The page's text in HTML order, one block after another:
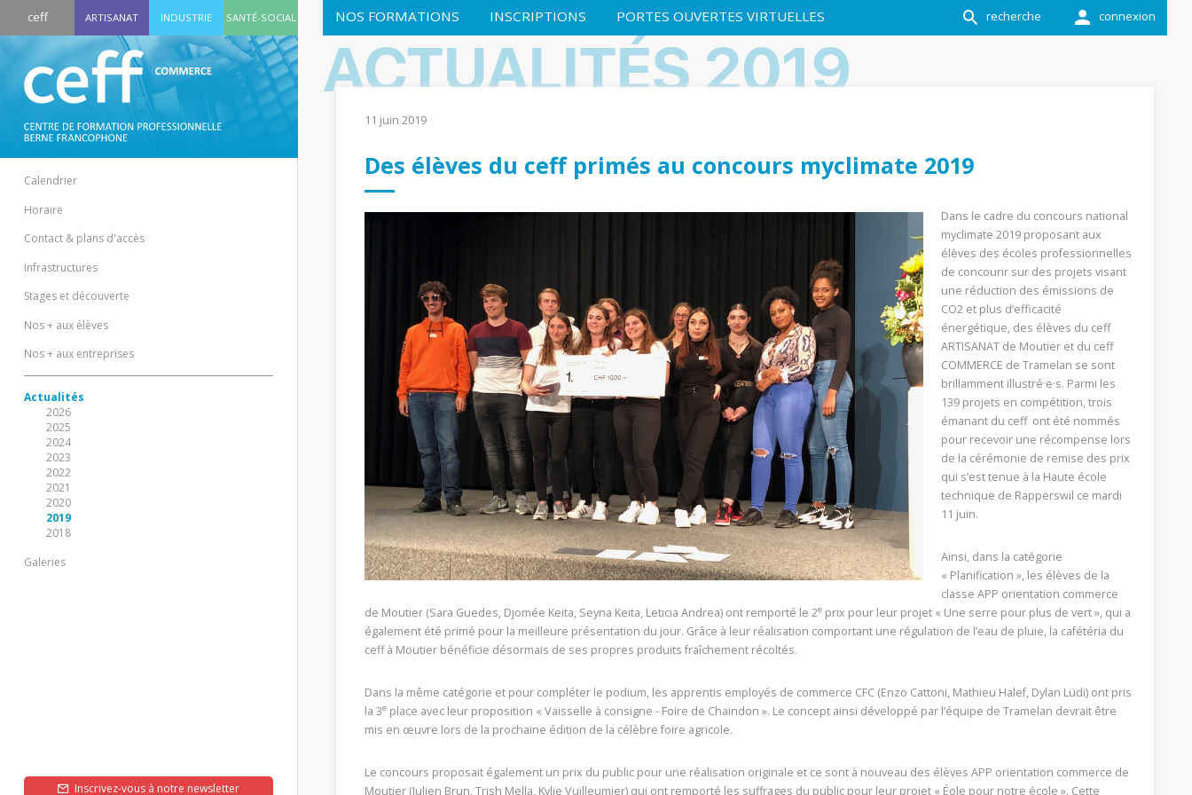
recherche connexion
NOS FORMATIONS INSCRIPTIONS PORTES OUVERTES VIRTUELLES
ACTUALITÉS 2019
11 juin 2019
Des élèves du ceff primés au concours myclimate 2019
Dans le cadre du concours national
myclimate 2019 proposant aux
élèves des écoles professionnelles
de concourir sur des projets visant
une réduction des émissions de
CO2 et plus d’efficacité
énergétique, des élèves du ceff
ARTISANAT de Moutier et du ceff
COMMERCE de Tramelan se sont
brillamment illustré·e·s. Parmi les
139 projets en compétition, trois
émanant du ceff ont été nommés
pour recevoir une récompense lors
de la cérémonie de remise des prix
qui s’est tenue à la Haute école
technique de Rapperswil ce mardi
11 juin.
Ainsi, dans la catégorie
« Planification », les élèves de la
classe APP orientation commerce
de Moutier (Sara Guedes, Djomée Keita, Seyna Keita, Leticia Andrea) ont remporté le 2eprix pour leur projet « Une serre pour plus de vert », qui a
également été primé pour la meilleure présentation du jour. Grâce à leur réalisation comportant une régulation de l’eau de pluie, la cafétéria du
ceff à Moutier bénéficie désormais de ses propres produits fraîchement récoltés.
Dans la même catégorie et pour compléter le podium, les apprentis employés de commerce CFC (Enzo Cattoni, Mathieu Halef, Dylan Lüdi) ont pris
la 3eplace avec leur proposition « Vaisselle à consigne - Foire de Chaindon ». Le concept ainsi développé par l’équipe de Tramelan devrait être
mis en œuvre lors de la prochaine édition de la célèbre foire agricole.
Le concours proposait également un prix du public pour une réalisation originale et ce sont à nouveau des élèves APP orientation commerce de
Moutier (Julien Brun, Trish Mella, Kylie Vuilleumier) qui ont remporté les suffrages du public pour leur projet « Éole pour notre école ». Cette
ceff ARTISANAT INDUSTRIE SANTÉ-SOCIAL
Calendrier
Horaire
Contact & plans d'accès
Infrastructures
Stages et découverte
Nos + aux élèves
Nos + aux entreprises
Actualités
2026
2025
2024
2023
2022
2021
2020
2019
2018
Galeries
Inscrivez-vous à notre newsletter